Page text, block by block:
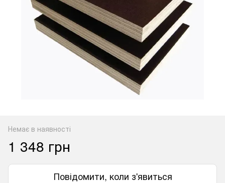
Немає в наявності
1 348 грн
Повідомити, коли з'явиться